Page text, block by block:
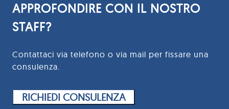
APPROFONDIRE CON IL NOSTRO
STAFF?
Contattaci via telefono o via mail per fissare una
consulenza.
RICHIEDI CONSULENZA